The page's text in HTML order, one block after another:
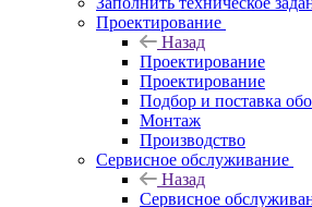
Проектирование
Назад
Проектирование
Проектирование
Подбор и поставка
Монтаж
Производство
Сервисное обслуживание
Назад
Сервисное